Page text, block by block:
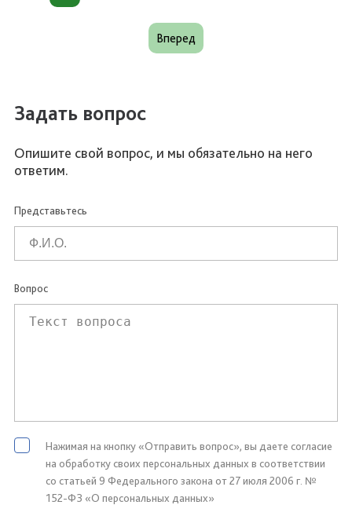
Вперед
Задать вопрос
Опишите свой вопрос, и мы обязательно на него
ответим.
Представьтесь
Вопрос
Нажимая на кнопку «Отправить вопрос», вы даете согласие
на обработку своих персональных данных в соответствии
со статьей 9 Федерального закона от 27 июля 2006 г. №
152-ФЗ «О персональных данных»